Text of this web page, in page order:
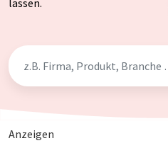
Anzeigen